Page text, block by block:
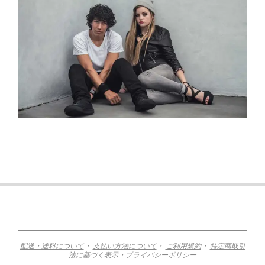
04-
配送・送料について・ 支払い方法について・ ご利用規約・ 特定商取引
法に基づく表示・ プライバシーポリシー